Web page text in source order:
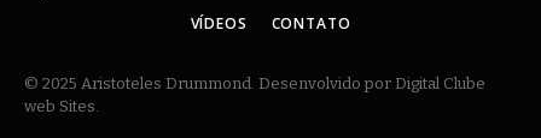
VÍDEOS
CONTATO
© 2025 Aristoteles Drummond. Desenvolvido por Digital Clube
web Sites.